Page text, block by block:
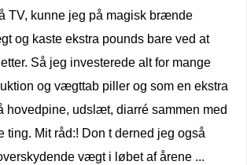
TV, kunne jeg på magisk brænde
og kaste ekstra pounds bare ved at
Så jeg investerede alt for mange
og vægttab piller og som en ekstra
hovedpine, udslæt, diarré sammen med
ting. Mit råd:! Don t derned jeg også
vægt i løbet af årene ...